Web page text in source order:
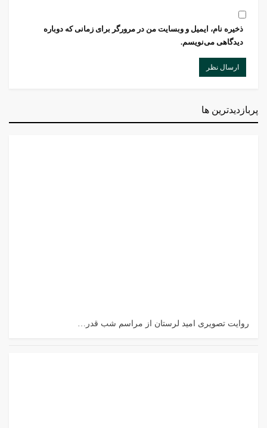
ذخیره نام، ایمیل و وبسایت من در مرورگر برای زمانی که دوباره
دیدگاهی می‌نویسم.
پربازدیدترین ها
روایت تصویری امید لرستان از مراسم شب قدر…